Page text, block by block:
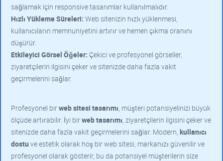
sağlamak için responsive tasarımlar kullanılmalıdır.
Hızlı Yükleme Süreleri: Web sitenizin hızlı yüklenmesi,
kullanıcıların memnuniyetini artırır ve hemen çıkma oranını
düşürür.
Etkileyici Görsel Öğeler: Çekici ve profesyonel görseller,
ziyaretçilerin ilgisini çeker ve sitenizde daha fazla vakit
geçirmelerini sağlar.
Profesyonel birweb sitesi tasarımı, müşteri potansiyelinizi büyük
ölçüde artırabilir. İyi birweb tasarımı, ziyaretçilerin ilgisini çeker ve
sitenizde daha fazla vakit geçirmelerini sağlar. Modern, kullanıcı
dostu ve estetik olarak hoş bir web sitesi, markanızı güvenilir ve
profesyonel olarak gösterir, bu da potansiyel müşterilerin size